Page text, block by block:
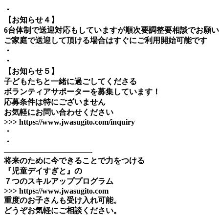
・
【お知らせ４】
6台体制で送迎対応もしていますが順次要調整要相談でお願
ご家庭で送迎して頂ける場合はすぐにご利用開始可能です
・
・
【お知らせ５】
子どもたちと一緒に過ごしてくださる
ボランティアサポーターを募集しています！
応募条件は特にございません
お気軽にお問い合わせください
>>> https://www.jwasugito.com/inquiry
・
・
———————————-
将来のために今できることで力をつける
『児童デイすぎと』の
７つのスキルアッププログラム
>>> https://www.jwasugito.com
重度のお子さんも受け入れ可能。
どうぞお気軽にご相談ください。